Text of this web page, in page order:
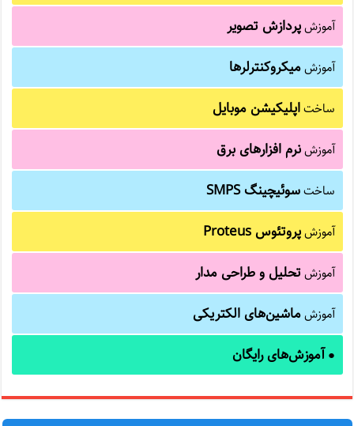
آموزشپردازش تصویر
آموزشمیکروکنترلرها
ساختاپلیکیشن موبایل
آموزشنرم افزارهای برق
ساختسوئیچینگ SMPS
آموزشپروتئوس Proteus
آموزشتحلیل و طراحی مدار
آموزشماشین‌های الکتریکی
●آموزش‌های رایگان